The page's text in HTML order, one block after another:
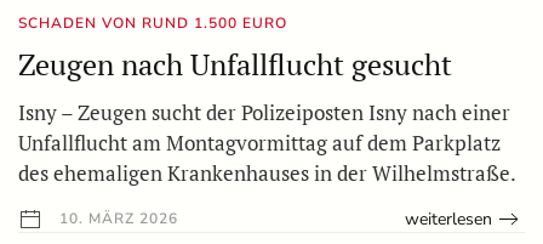
SCHADEN VON RUND 1.500 EURO
Zeugen nach Unfallflucht gesucht
Isny – Zeugen sucht der Polizeiposten Isny nach einer
Unfallflucht am Montagvormittag auf dem Parkplatz
des ehemaligen Krankenhauses in der Wilhelmstraße.
10. MÄRZ 2026 weiterlesen